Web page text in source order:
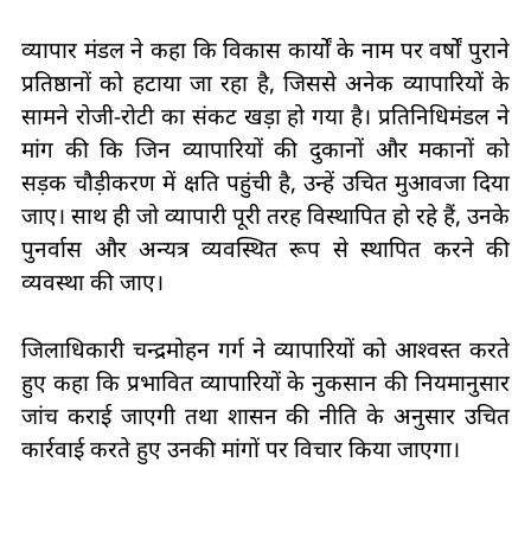
व्यापार मंडल ने कहा कि विकास कार्यों के नाम पर वर्षों पुराने
प्रतिष्ठानों को हटाया जा रहा है, जिससे अनेक व्यापारियों के
सामने रोजी-रोटी का संकट खड़ा हो गया है। प्रतिनिधिमंडल ने
मांग की कि जिन व्यापारियों की दुकानों और मकानों को
सड़क चौड़ीकरण में क्षति पहुंची है, उन्हें उचित मुआवजा दिया
जाए। साथ ही जो व्यापारी पूरी तरह विस्थापित हो रहे हैं, उनके
पुनर्वास और अन्यत्र व्यवस्थित रूप से स्थापित करने की
व्यवस्था की जाए।
जिलाधिकारी चन्द्रमोहन गर्ग ने व्यापारियों को आश्वस्त करते
हुए कहा कि प्रभावित व्यापारियों के नुकसान की नियमानुसार
जांच कराई जाएगी तथा शासन की नीति के अनुसार उचित
कार्रवाई करते हुए उनकी मांगों पर विचार किया जाएगा।